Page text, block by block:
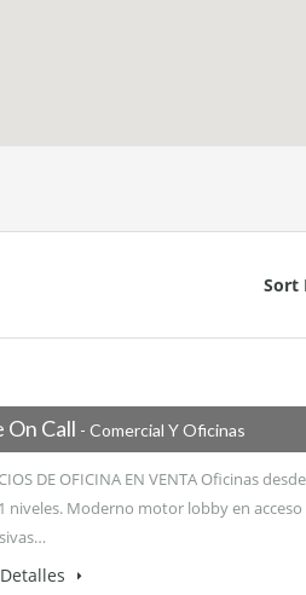
Sort
On Call - Comercial Y Oficinas
DE OFICINA EN VENTA Oficinas
niveles. Moderno motor lobby en